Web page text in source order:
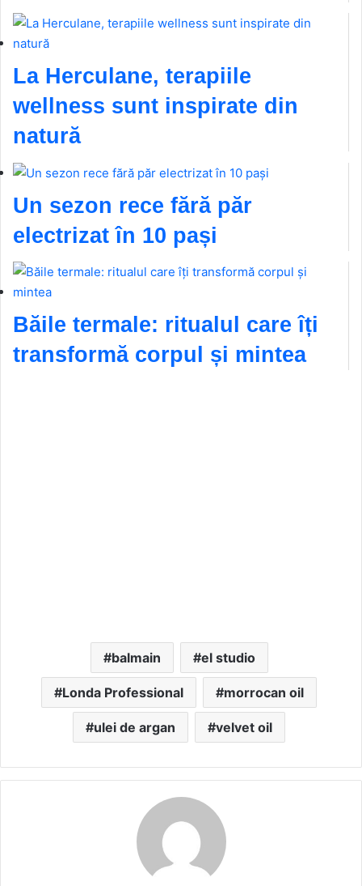
La Herculane, terapiile
wellness sunt inspirate din
natură
Un sezon rece fără păr
electrizat în 10 pași
Băile termale: ritualul care îți
transformă corpul și mintea
balmain el studio
Londa Professional morrocan oil
ulei de argan velvet oil